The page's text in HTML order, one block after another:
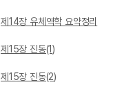
제14장 유체역학 요약정리
제15장 진동(1)
제15장 진동(2)